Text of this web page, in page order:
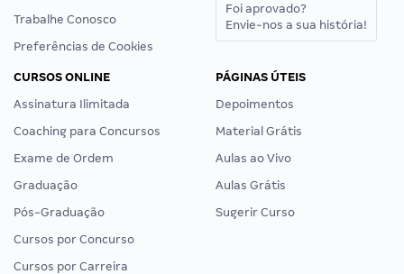
Trabalhe Conosco
Preferências de Cookies
Foi aprovado?
Envie-nos a sua história!
CURSOS ONLINE
Assinatura Ilimitada
Coaching para Concursos
Exame de Ordem
Graduação
Pós-Graduação
Cursos por Concurso
Cursos por Carreira
PÁGINAS ÚTEIS
Depoimentos
Material Grátis
Aulas ao Vivo
Aulas Grátis
Sugerir Curso